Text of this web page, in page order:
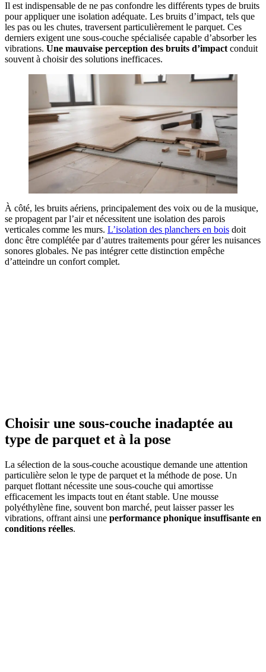
Il est indispensable de ne pas confondre les différents types de bruits
pour appliquer une isolation adéquate. Les bruits d’impact, tels que
les pas ou les chutes, traversent particulièrement le parquet. Ces
derniers exigent une sous-couche spécialisée capable d’absorber les
vibrations. Une mauvaise perception des bruits d’impact conduit
souvent à choisir des solutions inefficaces.
À côté, les bruits aériens, principalement des voix ou de la musique,
se propagent par l’air et nécessitent une isolation des parois
verticales comme les murs. L’isolation des planchers en bois doit
donc être complétée par d’autres traitements pour gérer les nuisances
sonores globales. Ne pas intégrer cette distinction empêche
d’atteindre un confort complet.
Choisir une sous-couche inadaptée au
type de parquet et à la pose
La sélection de la sous-couche acoustique demande une attention
particulière selon le type de parquet et la méthode de pose. Un
parquet flottant nécessite une sous-couche qui amortisse
efficacement les impacts tout en étant stable. Une mousse
polyéthylène fine, souvent bon marché, peut laisser passer les
vibrations, offrant ainsi une performance phonique insuffisante en
conditions réelles.